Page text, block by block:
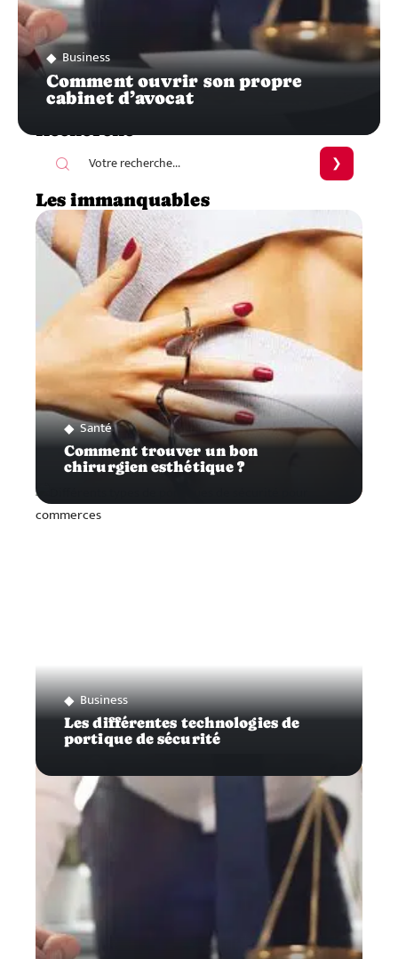
Business
Comment ouvrir son propre
cabinet d’avocat
Recherche
Les immanquables
Santé
Comment trouver un bon
chirurgien esthétique ?
Business
Les différentes technologies de
portique de sécurité